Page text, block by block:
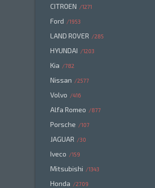
CITROEN 1271
Ford 1953
LAND ROVER 285
HYUNDAI 1203
Kia 782
Nissan 2577
Volvo 416
Alfa Romeo 877
Porsche 107
JAGUAR 30
Iveco 159
Mitsubishi 1343
Honda 2709